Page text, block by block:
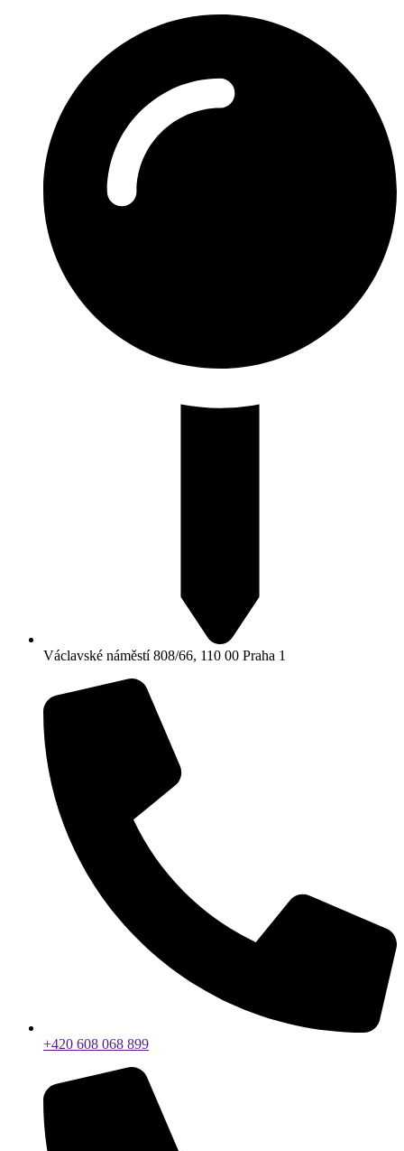
Václavské náměstí 808/66, 110 00 Praha 1
+420 608 068 899